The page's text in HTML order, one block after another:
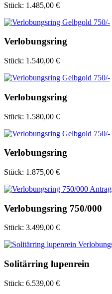
Stück: 1.485,00 €
Verlobungsring
Stück: 1.540,00 €
Verlobungsring
Stück: 1.580,00 €
Verlobungsring
Stück: 1.875,00 €
Verlobungsring 750/000
Stück: 3.499,00 €
Solitärring lupenrein
Stück: 6.539,00 €